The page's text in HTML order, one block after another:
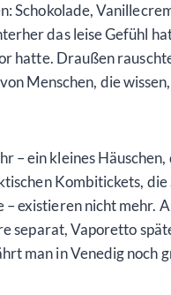
Schokolade,
das leise Gefühl
hatte. Draußen
Menschen, die
– ein kleines Häuschen,
Kombitickets, die
– existieren nicht mehr.
separat, Vaporetto
man in Venedig noch